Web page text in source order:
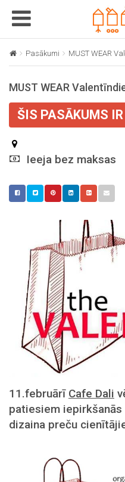
T
o
g
e
v
g
t
i
Pasākumi MUST WEAR
MUST WEAR
ŠIS PASĀKUMS
Ieeja bez maksas
11.februārī Cafe Dali
patiesiem
dizaina preču